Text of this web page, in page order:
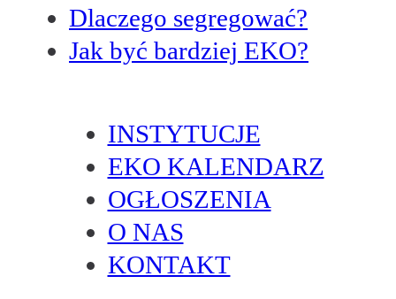
Dlaczego segregować?
Jak być bardziej EKO?
INSTYTUCJE
EKO KALENDARZ
OGŁOSZENIA
O NAS
KONTAKT